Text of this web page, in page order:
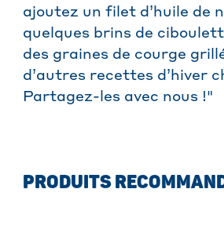
ajoutez un filet d’huile de
quelques brins de
des graines de courge
d’autres recettes d’hiver
Partagez-les avec nous !"
PRODUITS